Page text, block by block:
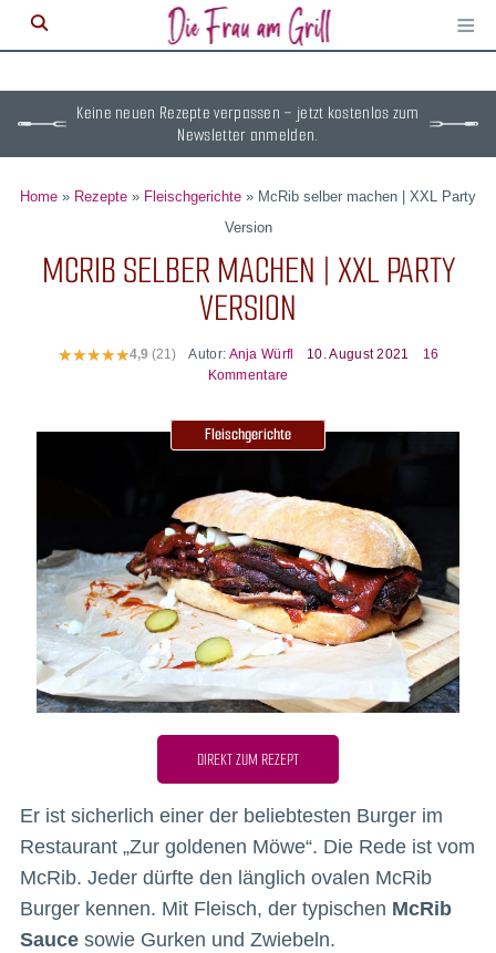
≡
Keine neuen Rezepte verpassen – jetzt kostenlos zum
Newsletter anmelden.
Home » Rezepte » Fleischgerichte » McRib selber machen | XXL Party
Version
MCRIB SELBER MACHEN | XXL PARTY
VERSION
4,9 (21) Autor: Anja Würfl 10. August 2021
16
Kommentare
Fleischgerichte
DIREKT ZUM REZEPT
Er ist sicherlich einer der beliebtesten Burger im
Restaurant „Zur goldenen Möwe“. Die Rede ist vom
McRib. Jeder dürfte den länglich ovalen McRib
Burger kennen. Mit Fleisch, der typischen McRib
Sauce sowie Gurken und Zwiebeln.